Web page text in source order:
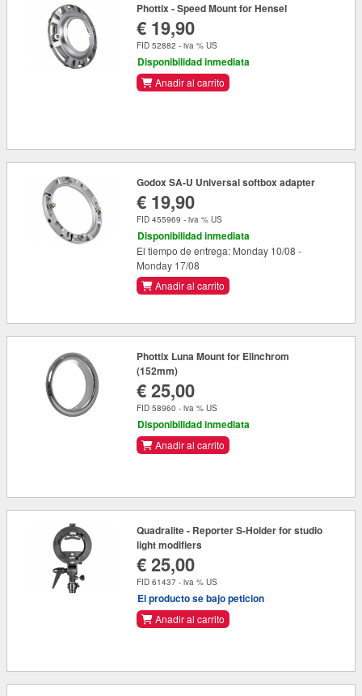
Phottix - Speed Mount for Hensel
€ 19,90
FID 52882 - iva % US
Disponibilidad inmediata
Anadir al carrito
Godox SA-U Universal softbox adapter
€ 19,90
FID 455969 - iva % US
Disponibilidad inmediata
El tiempo de entrega: Monday 10/08 -
Monday 17/08
Anadir al carrito
Phottix Luna Mount for Elinchrom
(152mm)
€ 25,00
FID 58960 - iva % US
Disponibilidad inmediata
Anadir al carrito
Quadralite - Reporter S-Holder for studio
light modifiers
€ 25,00
FID 61437 - iva % US
El producto se bajo peticion
Anadir al carrito